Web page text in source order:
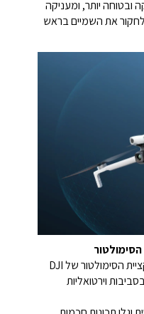
ובטוחה יותר, ומעניקה
את השמיים בראש
זמינה ב‑iOS וב‑Android, אפליקציית הסימולטור של DJI
וירטואליות